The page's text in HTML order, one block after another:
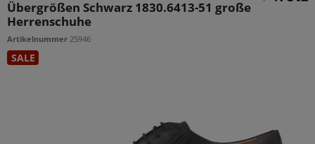
Übergrößen Schwarz 1830.6413-51 große
Herrenschuhe
Artikelnummer 25946
SALE